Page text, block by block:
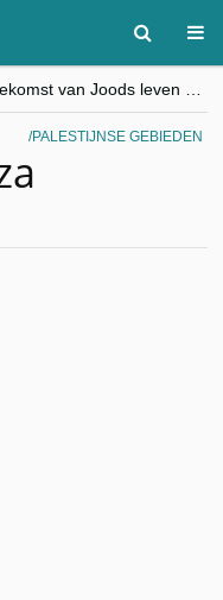
“Besnijdenisdebat toont hoe moeilijk seculiere Westen minderheden begrijpt”, Jinnih Beels (Vooruit)
CITYTRIP | ROEMENIË – Boekarest: de verrassing van Oost-Europa
PALESTIJNSE GEBIEDEN